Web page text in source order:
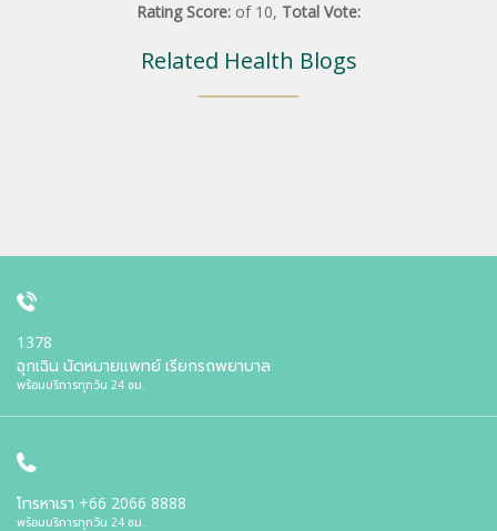
Rating Score: of 10, Total Vote:
Related Health Blogs
1378
ฉุกเฉิน นัดหมายแพทย์ เรียกรถพยาบาล
พร้อมบริการทุกวัน 24 ชม.
โทรหาเรา +66 2066 8888
พร้อมบริการทุกวัน 24 ชม.